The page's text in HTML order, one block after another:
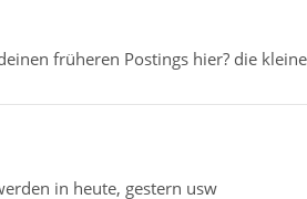
früheren Postings hier? die
in heute, gestern usw